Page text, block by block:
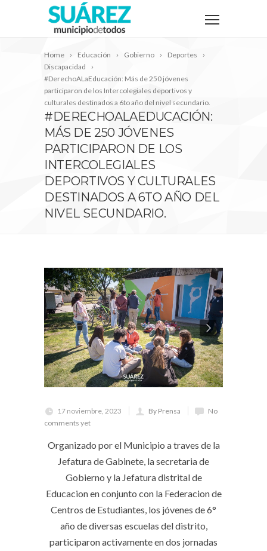
Home Educación Gobierno
Deportes
Discapacidad
#DerechoALaEducación: Más de 250 jóvenes
participaron de los Intercolegiales deportivos y
culturales destinados a 6to año del nivel secundario.
#DERECHOALAEDUCACIÓN:
MÁS DE 250 JÓVENES
PARTICIPARON DE LOS
INTERCOLEGIALES
DEPORTIVOS Y CULTURALES
DESTINADOS A 6TO AÑO DEL
NIVEL SECUNDARIO.
17 noviembre, 2023 By Prensa
No
comments yet
Organizado por el Municipio a traves de la
Jefatura de Gabinete, la secretaria de
Gobierno y la Jefatura distrital de
Educacion en conjunto con la Federacion de
Centros de Estudiantes, los jóvenes de 6°
año de diversas escuelas del distrito,
participaron activamente en dos jornadas